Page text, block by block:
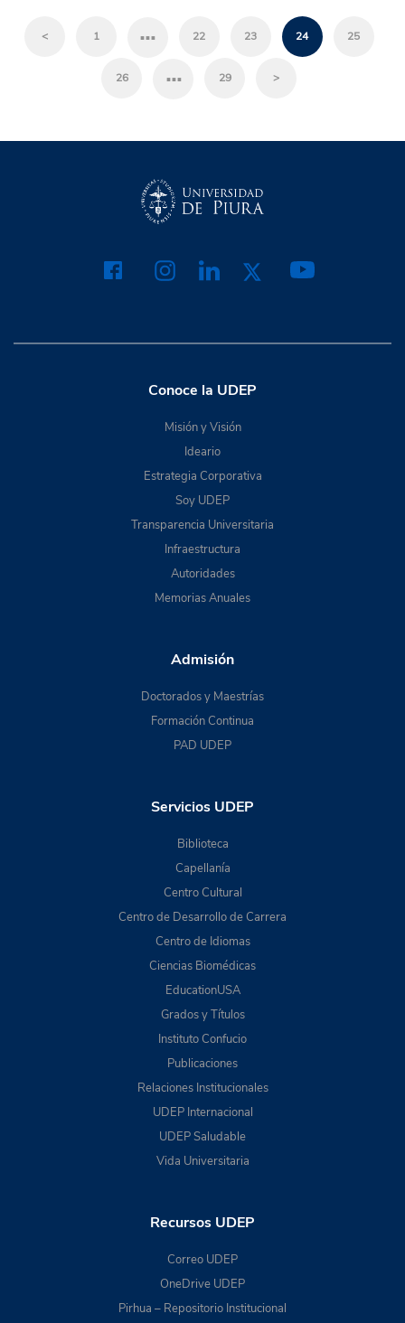
< 1 … 22 23 24 25
26 … 29 >
Conoce la UDEP
Misión y Visión
Ideario
Estrategia Corporativa
Soy UDEP
Transparencia Universitaria
Infraestructura
Autoridades
Memorias Anuales
Admisión
Doctorados y Maestrías
Formación Continua
PAD UDEP
Servicios UDEP
Biblioteca
Capellanía
Centro Cultural
Centro de Desarrollo de Carrera
Centro de Idiomas
Ciencias Biomédicas
EducationUSA
Grados y Títulos
Instituto Confucio
Publicaciones
Relaciones Institucionales
UDEP Internacional
UDEP Saludable
Vida Universitaria
Recursos UDEP
Correo UDEP
OneDrive UDEP
Pirhua – Repositorio Institucional